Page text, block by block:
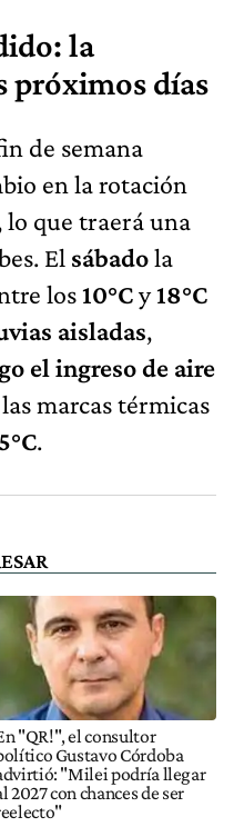
la
próximos días
de semana
en la rotación
lo que traerá una
El sábadola
los10°Cy18°C
aisladas,
el ingreso de aire
marcas térmicas
.
"QR!", el consultor
Gustavo Córdoba
"Milei podría llegar
2027 con chances de ser